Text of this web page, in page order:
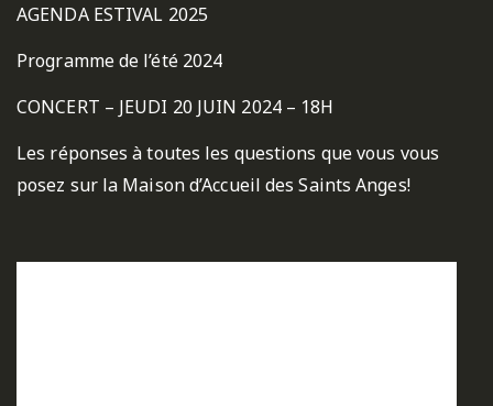
AGENDA ESTIVAL 2025
Programme de l’été 2024
CONCERT – JEUDI 20 JUIN 2024 – 18H
Les réponses à toutes les questions que vous vous
posez sur la Maison d’Accueil des Saints Anges!